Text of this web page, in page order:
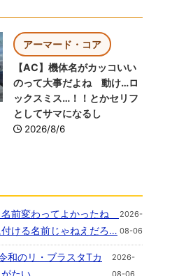
アーマード・コア
【AC】機体名がカッコいい
のって大事だよね 動け…ロ
ックスミス…！！とかセリフ
としてサマになるし
2026/8/6
名前変わってよかったね
ける名前じゃねえだろ…
2026-
08-06
和のリ・ブラスタTカ
たい
2026-
08-06